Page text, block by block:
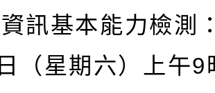
資訊基本能力檢測
日（星期六）上午9